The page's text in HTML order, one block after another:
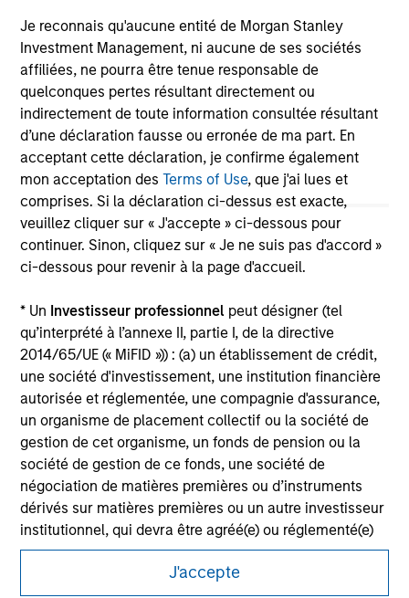
Je reconnais qu'aucune entité de Morgan Stanley
Investment Management, ni aucune de ses sociétés
affiliées, ne pourra être tenue responsable de
quelconques pertes résultant directement ou
indirectement de toute information consultée résultant
d’une déclaration fausse ou erronée de ma part. En
acceptant cette déclaration, je confirme également
mon acceptation desTerms of Use, que j'ai lues et
comprises. Si la déclaration ci-dessus est exacte,
veuillez cliquer sur « J'accepte » ci-dessous pour
continuer. Sinon, cliquez sur « Je ne suis pas d'accord »
ci-dessous pour revenir à la page d'accueil.
* Un Investisseur professionnel peut désigner (tel
qu’interprété à l’annexe II, partie I, de la directive
2014/65/UE (« MiFID »)) : (a) un établissement de crédit,
une société d'investissement, une institution financière
autorisée et réglementée, une compagnie d'assurance,
un organisme de placement collectif ou la société de
gestion de cet organisme, un fonds de pension ou la
société de gestion de ce fonds, une société de
négociation de matières premières ou d’instruments
dérivés sur matières premières ou un autre investisseur
institutionnel, qui devra être agréé(e) ou réglementé(e)
pour opérer sur les marchés financiers ; (b) une grande
entité remplissant au moins deux des critères de taille
J'accepte
May not represent all Team Members.
The information on this page is for informational
purposes only. The information contained herein does
not constitute and should not be construed as an
offering of advisory services or an offer to sell or a
solicitation of an offer to buy any securities in any
jurisdiction in which such offer or solicitation,
purchase or sale would be unlawful under the
securities, insurance or other laws of such jurisdiction.
All investing involves risks, including a loss of principal.
Please refer to the strategy detail page for important
information on the strategy, including additional risk
considerations.